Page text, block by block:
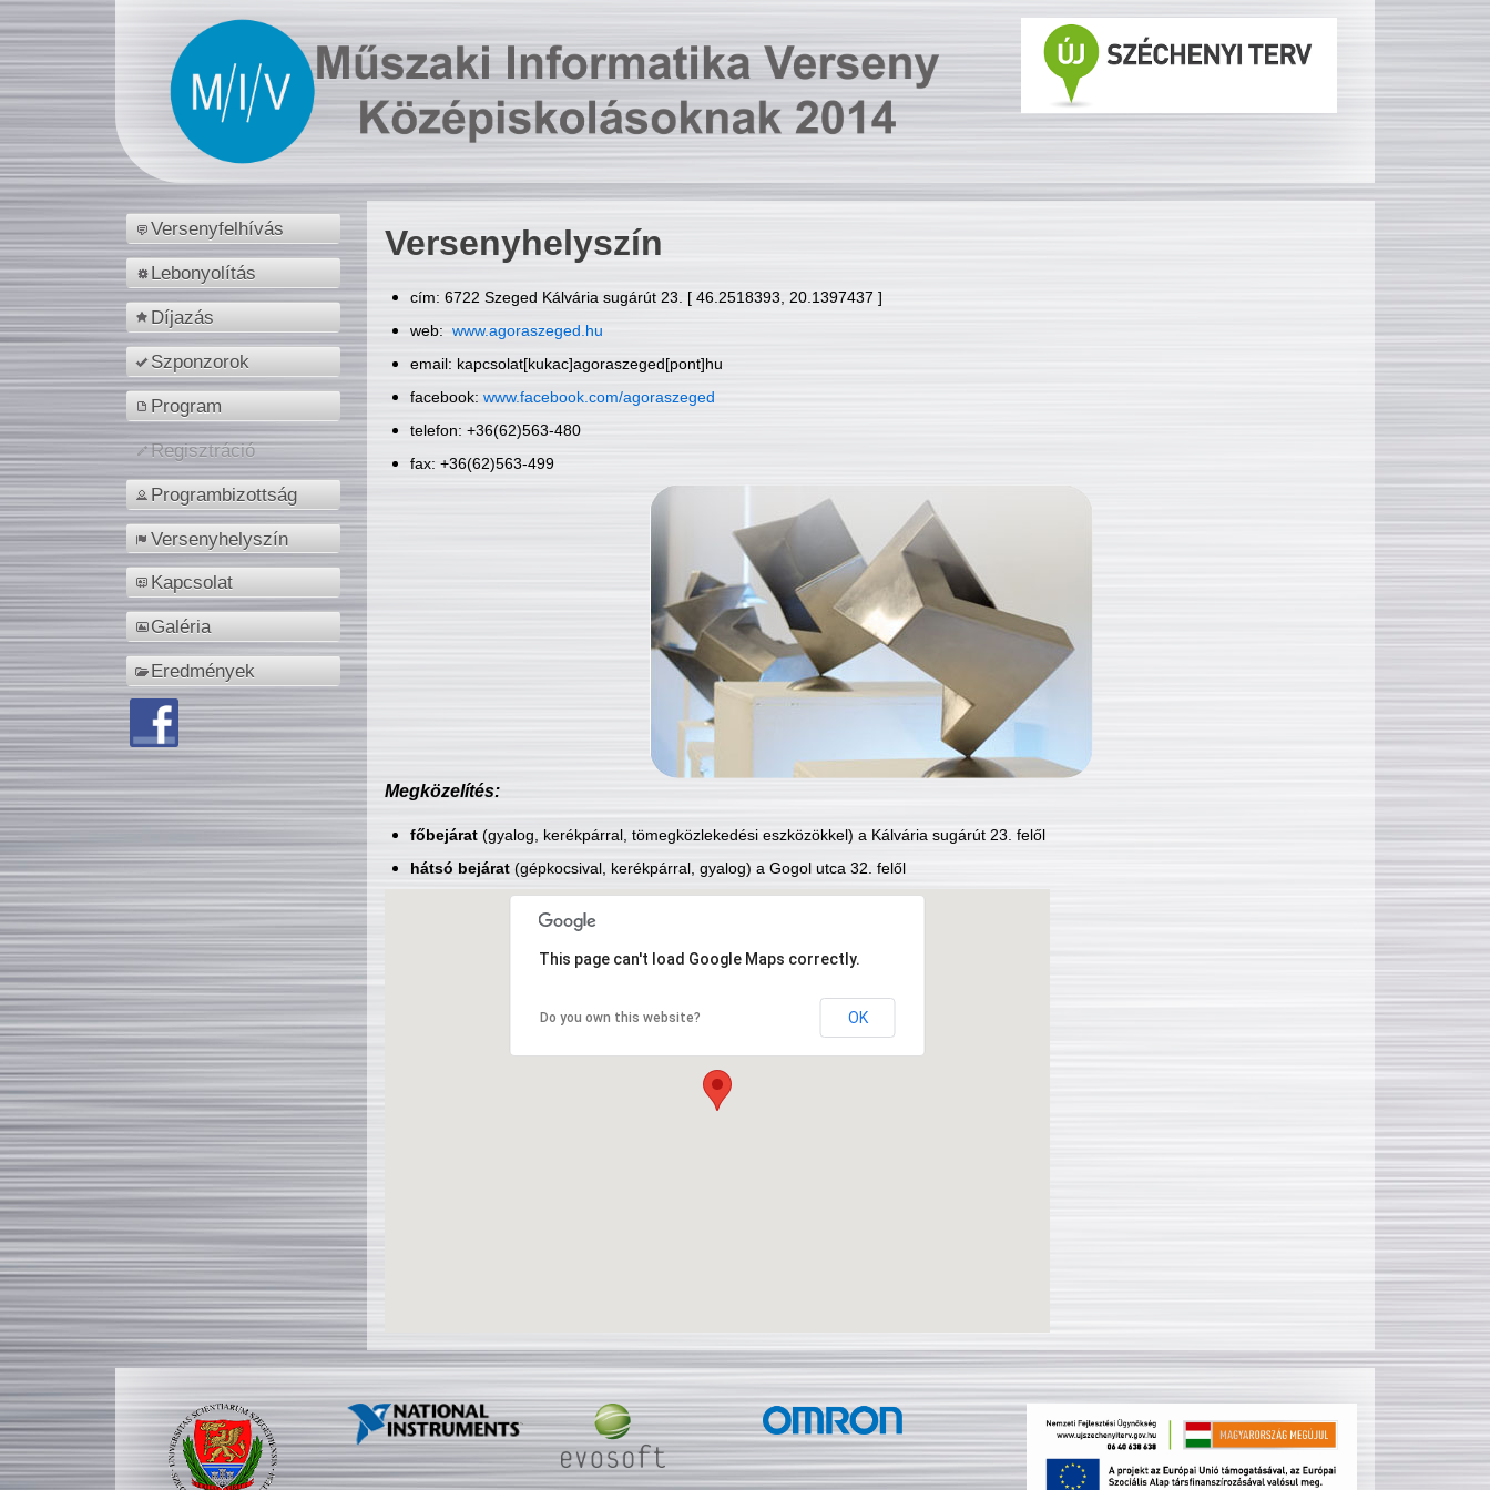
Versenyfelhívás
Lebonyolítás
Díjazás
Szponzorok
Program
Regisztráció
Programbizottság
Versenyhelyszín
Kapcsolat
Galéria
Eredmények
Versenyhelyszín
cím: 6722 Szeged Kálvária sugárút 23. [ 46.2518393, 20.1397437 ]
web: www.agoraszeged.hu
email: kapcsolat[kukac]agoraszeged[pont]hu
facebook: www.facebook.com/agoraszeged
telefon: +36(62)563-480
fax: +36(62)563-499
Megközelítés:
főbejárat(gyalog, kerékpárral, tömegközlekedési eszközökkel) a Kálvária sugárút 23. felől
hátsó bejárat(gépkocsival, kerékpárral, gyalog) a Gogol utca 32. felől
This page can't load Google Maps correctly.
Do you own this website? OK